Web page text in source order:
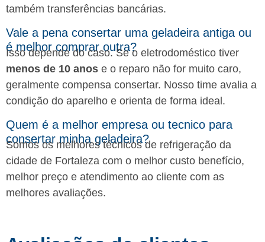
também transferências bancárias.
Vale a pena consertar uma geladeira antiga ou
é melhor comprar outra?
Isso depende do caso. Se o eletrodoméstico tiver
menos de 10 anos e o reparo não for muito caro,
geralmente compensa consertar. Nosso time avalia a
condição do aparelho e orienta de forma ideal.
Quem é a melhor empresa ou tecnico para
consertar minha geladeira?
Somos os melhores técnicos de refrigeração da
cidade de Fortaleza com o melhor custo benefício,
melhor preço e atendimento ao cliente com as
melhores avaliações.